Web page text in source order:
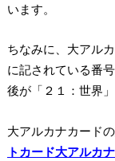
います。
ちなみに、大アル
に記されている番
後が「２１：世界」
大アルカナカード
トカード大アルカ